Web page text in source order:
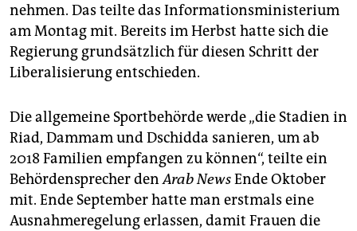
genossenschaft
epaper login
nehmen. Das teilte das Informationsministerium
am Montag mit. Bereits im Herbst hatte sich die
Regierung grundsätzlich für diesen Schritt der
Liberalisierung entschieden.
Die allgemeine Sportbehörde werde „die Stadien in
Riad, Dammam und Dschidda sanieren, um ab
2018 Familien empfangen zu können“, teilte ein
Behördensprecher denArab NewsEnde Oktober
mit. Ende September hatte man erstmals eine
Ausnahmeregelung erlassen, damit Frauen die